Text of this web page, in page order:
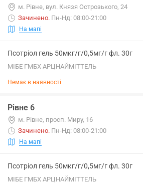
м. Рівне, вул. Князя Острозького, 24
Зачинено. Пн-Нд: 08:00-21:00
На мапі
Псотріол гель 50мкг/г/0,5мг/г фл. 30г
МІБЕ ГМБХ АРЦНАЙМІТТЕЛЬ
Немає в наявності
Рівне 6
м. Рівне, просп. Миру, 16
Зачинено. Пн-Нд: 08:00-21:00
На мапі
Псотріол гель 50мкг/г/0,5мг/г фл. 30г
МІБЕ ГМБХ АРЦНАЙМІТТЕЛЬ